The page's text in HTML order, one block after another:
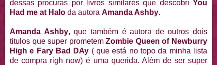
dessas procuras por livros similares que descobri You
Had me at Halo da autora Amanda Ashby.
Amanda Ashby, que também é autora de outros dois
titulos que super prometemZombie Queen of Newburry
High e Fary Bad DAy ( que está no topo da minha lista
de compra righ now) é uma querida. Além de ser super